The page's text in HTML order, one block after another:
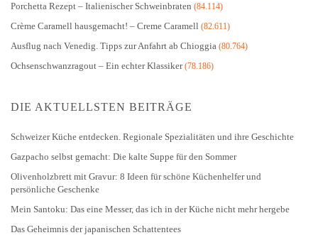
Porchetta Rezept – Italienischer Schweinbraten (84.114)
Crème Caramell hausgemacht! – Creme Caramell (82.611)
Ausflug nach Venedig. Tipps zur Anfahrt ab Chioggia (80.764)
Ochsenschwanzragout – Ein echter Klassiker(78.186)
DIE AKTUELLSTEN BEITRÄGE
Schweizer Küche entdecken. Regionale Spezialitäten und ihre Geschichte
Gazpacho selbst gemacht: Die kalte Suppe für den Sommer
Olivenholzbrett mit Gravur: 8 Ideen für schöne Küchenhelfer und
persönliche Geschenke
Mein Santoku: Das eine Messer, das ich in der Küche nicht mehr hergebe
Das Geheimnis der japanischen Schattentees